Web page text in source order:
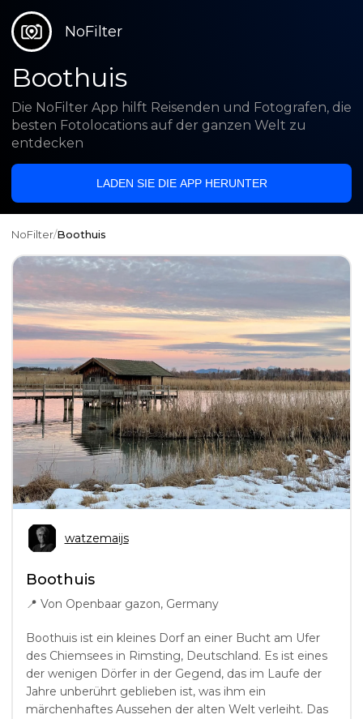
NoFilter
Boothuis
Die NoFilter App hilft Reisenden und Fotografen, die
besten Fotolocations auf der ganzen Welt zu
entdecken
LADEN SIE DIE APP HERUNTER
NoFilter/Boothuis
watzemaijs
Boothuis
📍 Von Openbaar gazon, Germany
Boothuis ist ein kleines Dorf an einer Bucht am Ufer
des Chiemsees in Rimsting, Deutschland. Es ist eines
der wenigen Dörfer in der Gegend, das im Laufe der
Jahre unberührt geblieben ist, was ihm ein
märchenhaftes Aussehen der alten Welt verleiht. Das